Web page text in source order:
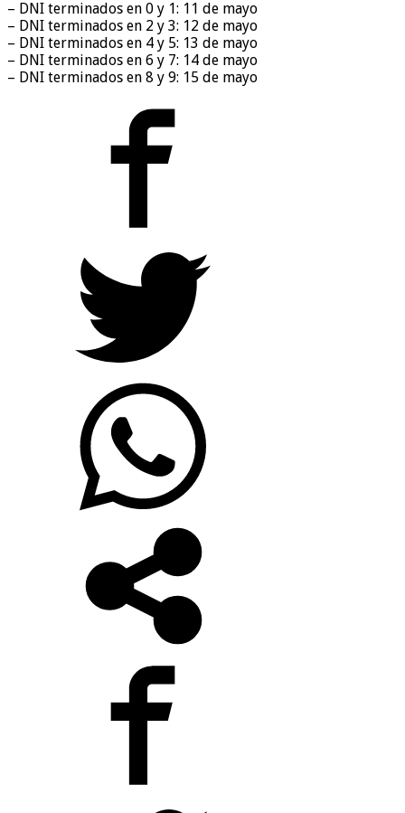
– DNI terminados en 0 y 1: 11 de mayo
– DNI terminados en 2 y 3: 12 de mayo
– DNI terminados en 4 y 5: 13 de mayo
– DNI terminados en 6 y 7: 14 de mayo
– DNI terminados en 8 y 9: 15 de mayo